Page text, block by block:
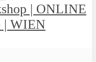
| ONLINE
| WIEN